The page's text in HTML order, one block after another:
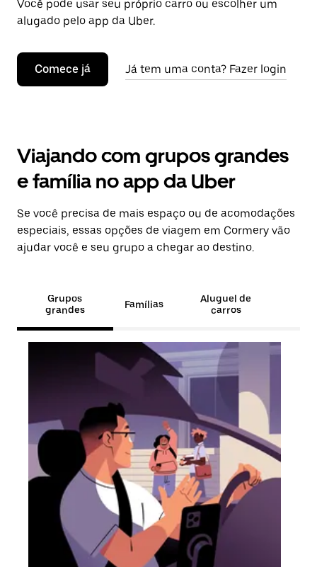
Você pode usar seu próprio carro ou escolher um
alugado pelo app da Uber.
Comece já Já tem uma conta? Fazer login
Viajando com grupos grandes
e família no app da Uber
Se você precisa de mais espaço ou de acomodações
especiais, essas opções de viagem em Cormery vão
ajudar você e seu grupo a chegar ao destino.
Grupos
grandes
Famílias
Aluguel de
carros